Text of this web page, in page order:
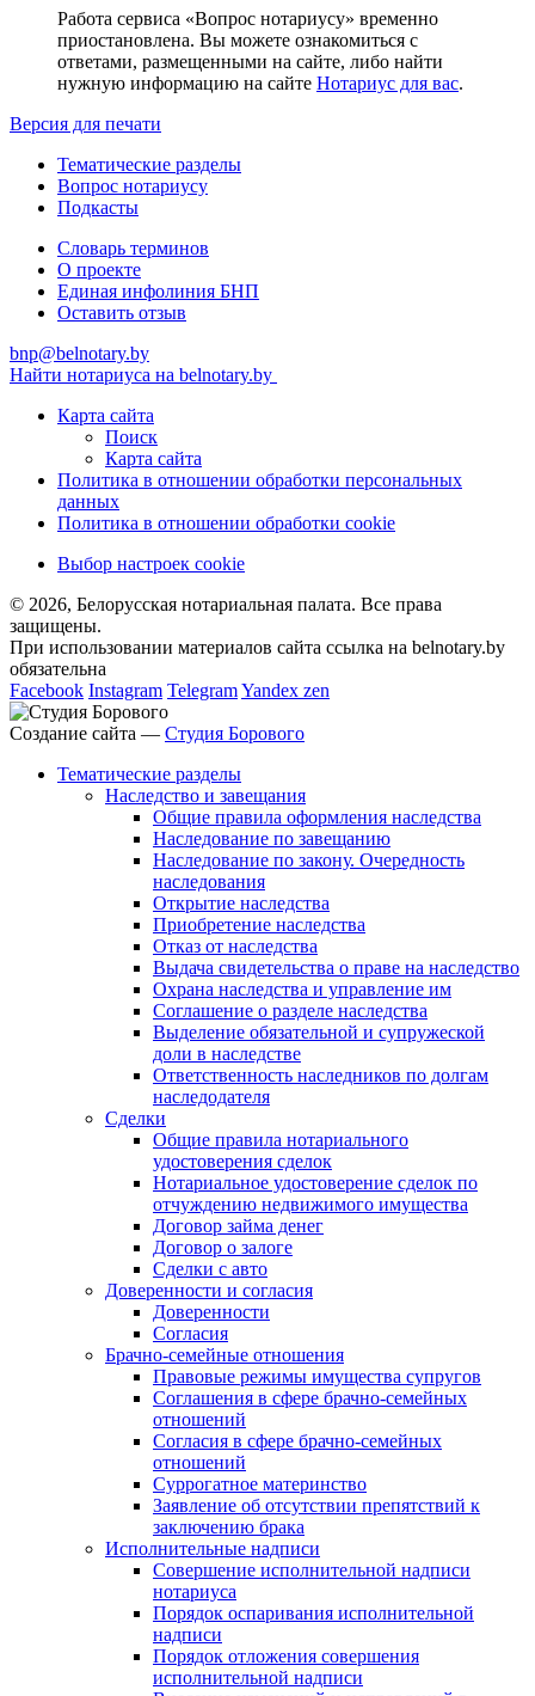
Работа сервиса «Вопрос нотариусу» временно
приостановлена. Вы можете ознакомиться с
ответами, размещенными на сайте, либо найти
нужную информацию на сайте Нотариус для вас.
Версия для печати
Тематические разделы
Вопрос нотариусу
Подкасты
Словарь терминов
О проекте
Единая инфолиния БНП
Оставить отзыв
bnp@belnotary.by
Найти нотариуса на belnotary.by
Карта сайта
Поиск
Карта сайта
Политика в отношении обработки персональных
данных
Политика в отношении обработки cookie
Выбор настроек cookie
© 2026, Белорусская нотариальная палата. Все права
защищены.
При использовании материалов сайта ссылка на belnotary.by
обязательна
Facebook Instagram TelegramYandex zen
Создание сайта — Студия Борового
Тематические разделы
Наследство и завещания
Общие правила оформления наследства
Наследование по завещанию
Наследование по закону. Очередность
наследования
Открытие наследства
Приобретение наследства
Отказ от наследства
Выдача свидетельства о праве на наследство
Охрана наследства и управление им
Соглашение о разделе наследства
Выделение обязательной и супружеской
доли в наследстве
Ответственность наследников по долгам
наследодателя
Сделки
Общие правила нотариального
удостоверения сделок
Нотариальное удостоверение сделок по
отчуждению недвижимого имущества
Договор займа денег
Договор о залоге
Сделки с авто
Доверенности и согласия
Доверенности
Согласия
Брачно-семейные отношения
Правовые режимы имущества супругов
Соглашения в сфере брачно-семейных
отношений
Согласия в сфере брачно-семейных
отношений
Суррогатное материнство
Заявление об отсутствии препятствий к
заключению брака
Исполнительные надписи
Совершение исполнительной надписи
нотариуса
Порядок оспаривания исполнительной
надписи
Порядок отложения совершения
исполнительной надписи